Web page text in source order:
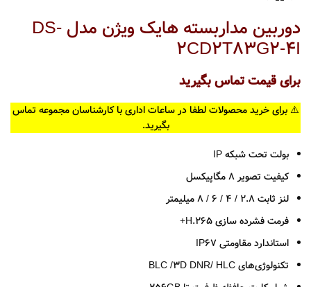
دوربین مداربسته هایک ویژن مدل DS-
2CD2T83G2-4I
برای قیمت تماس بگیرید
⚠️ برای خرید محصولات لطفا در ساعات اداری با کارشناسان مجموعه تماس
بگیرید.
بولت تحت شبکه IP
کیفیت تصویر 8 مگاپیکسل
لنز ثابت 2.8 / 4 / 6 / 8 میلیمتر
فرمت فشرده سازی H.265+
استاندارد مقاومتی IP67
تکنولوژی‌های BLC /3D DNR/ HLC